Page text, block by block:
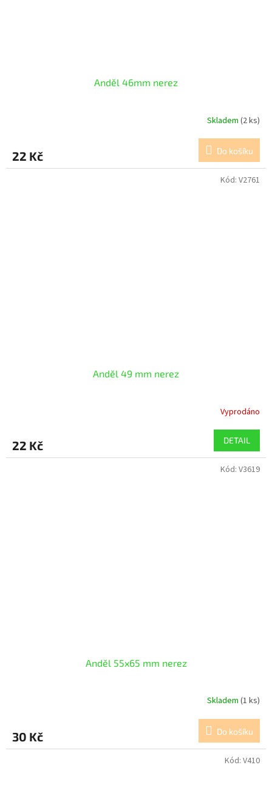
Anděl 46mm nerez
Skladem (2 ks)
22 Kč Do košíku
Anděl 49 mm nerez
Vyprodáno
22 Kč DETAIL
Kód: V2761
Anděl 55x65 mm nerez
Skladem (1 ks)
30 Kč Do košíku
Kód: V3619
Kód: V410